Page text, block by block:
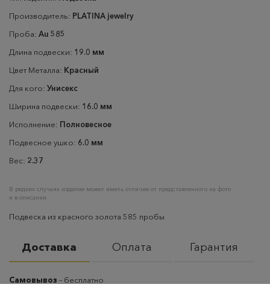
Производитель: PLATINA jewelry
Проба: Au 585
Длина подвески: 19.0 мм
Цвет Металла: Красный
Для кого: Унисекс
Ширина подвески: 16.0 мм
Исполнение: Полновесное
Подвесное ушко: 6.0 мм
Вес: 2.37
В редких случаях изделие может иметь отличие от представленного на фото
и в описании
Подвеска из красного золота 585 пробы
Доставка Оплата Гарантия
Самовывоз – бесплатно